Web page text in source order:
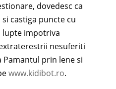
dovedesc ca
castiga puncte cu
lupte impotriva
extraterestrii nesuferiti
Pamantul prin lene si
www.kidibot.ro.